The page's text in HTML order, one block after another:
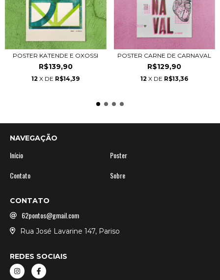
POSTER KATENDE E OXOSSI
R$139,90
12 X DE R$14,39
POSTER CARNE DE CARNAVAL
R$129,90
12 X DE R$13,36
NAVEGAÇÃO
Início
Poster
Contato
Sobre
CONTATO
62pontos@gmail.com
Rua José Lavarine 147, Pariso
REDES SOCIAIS